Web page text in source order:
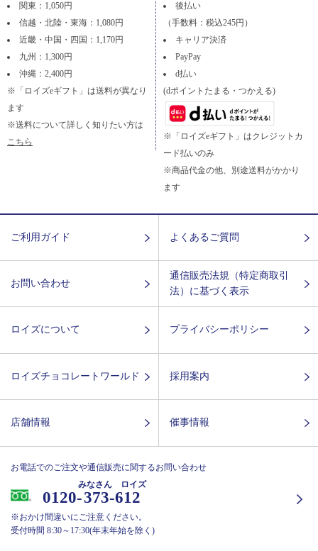
関東：1,050円
信越・北陸・東海：1,080円
近畿・中国・四国：1,170円
九州：1,300円
沖縄：2,400円
※「ロイズeギフト」は送料が異なり
ます
※送料について詳しく知りたい方は
こちら
後払い
（手数料：税込245円）
キャリア決済
PayPay
d払い
(dポイントたまる・つかえる)
※「ロイズeギフト」はクレジットカ
ード払いのみ
※商品代金の他、別途送料がかかり
ます
ご利用ガイド よくあるご質問
お問い合わせ
通信販売法規（特定商取引
法）に基づく表示
ロイズについて プライバシーポリシー
ロイズチョコレートワールド 採用案内
店舗情報 催事情報
お電話でのご注文や通信販売に関するお問い合わせ
0120-373-612
みなさん ロイズ
※おかけ間違いにご注意ください。
受付時間 8:30～17:30(年末年始を除く)